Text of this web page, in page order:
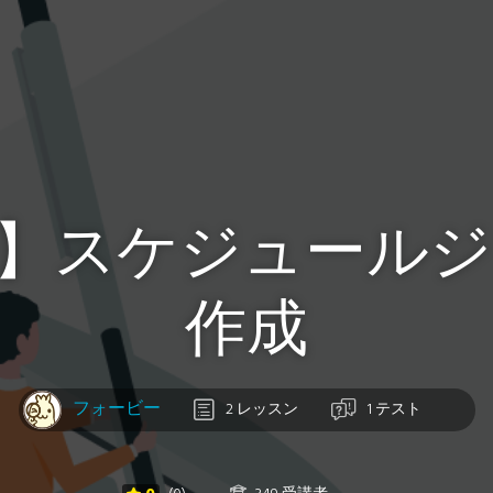
スケジュール
作成
フォービー 2 レッスン 1 テスト